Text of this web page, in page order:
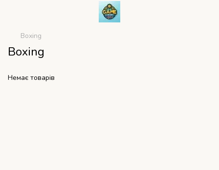
Boxing
Boxing
Немає товарів